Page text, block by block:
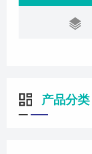
斗卫星导航系
导航系统，具
等功能。在沥
产品分类